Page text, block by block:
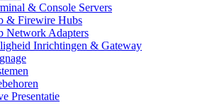
& Console Servers
& Firewire Hubs
Network Adapters
Inrichtingen & Gateway
Presentatie